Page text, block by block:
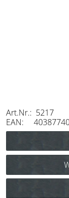
Messer / Klingen
Feather
e-kwip
Kämme
Art.Nr.: 5217
EAN:
AROMASE Anti-